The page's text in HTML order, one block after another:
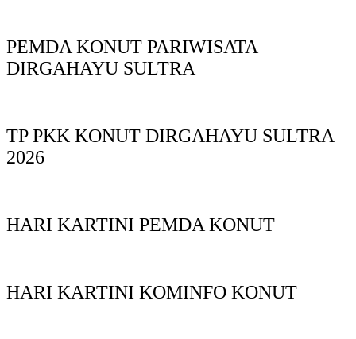
PEMDA KONUT PARIWISATA
DIRGAHAYU SULTRA
TP PKK KONUT DIRGAHAYU SULTRA
2026
HARI KARTINI PEMDA KONUT
HARI KARTINI KOMINFO KONUT